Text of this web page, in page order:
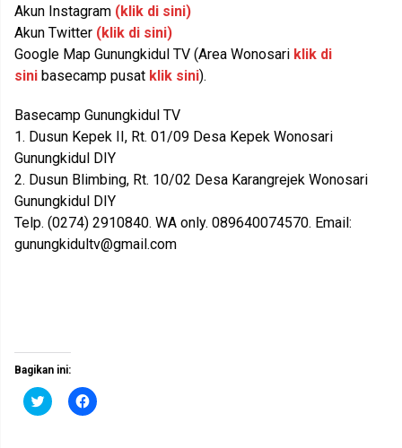
Akun Instagram (klik di sini)
Akun Twitter (klik di sini)
Google Map Gunungkidul TV (Area Wonosari klik di
sini basecamp pusat klik sini).
Basecamp Gunungkidul TV
1. Dusun Kepek II, Rt. 01/09 Desa Kepek Wonosari
Gunungkidul DIY
2. Dusun Blimbing, Rt. 10/02 Desa Karangrejek Wonosari
Gunungkidul DIY
Telp. (0274) 2910840. WA only. 089640074570. Email:
gunungkidultv@gmail.com
Bagikan ini:
K
l
K
l